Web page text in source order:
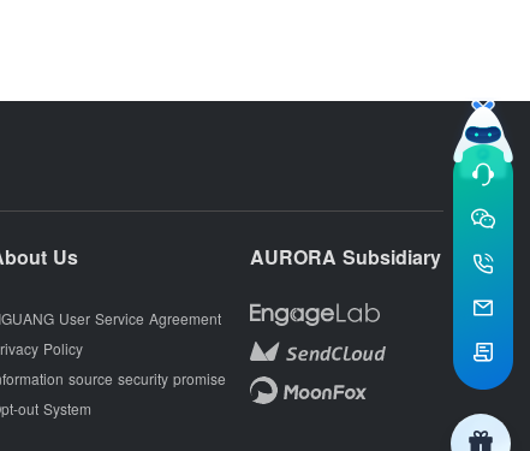
Us
User Service Agreement
Policy
source security promise
out System
AURORA Subsidiary